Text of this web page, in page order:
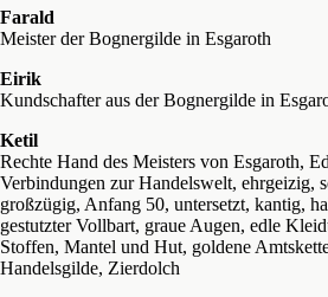
Farald
Meister der Bognergilde in Esgaroth
Eirik
Kundschafter aus der Bognergilde in
Ketil
Rechte Hand des Meisters von Esgaroth,
Verbindungen zur Handelswelt, ehrgeizig,
großzügig, Anfang 50, untersetzt, kantig,
gestutzter Vollbart, graue Augen, edle
Stoffen, Mantel und Hut, goldene
Handelsgilde, Zierdolch